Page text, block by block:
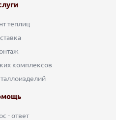
теплиц
комплексов
- ответ